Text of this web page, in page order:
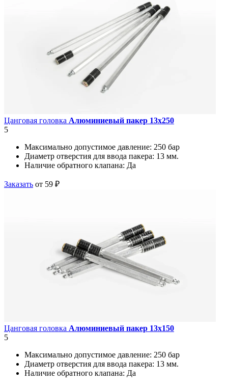
Цанговая головка Алюминиевый пакер 13х250
5
Максимально допустимое давление: 250 бар
Диаметр отверстия для ввода пакера: 13 мм.
Наличие обратного клапана: Да
Заказать от 59 ₽
Цанговая головка Алюминиевый пакер 13х150
5
Максимально допустимое давление: 250 бар
Диаметр отверстия для ввода пакера: 13 мм.
Наличие обратного клапана: Да